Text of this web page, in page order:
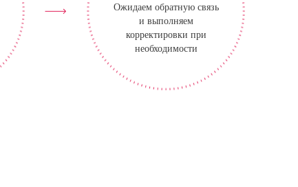
Ожидаем обратную связь
и выполняем
корректировки при
необходимости